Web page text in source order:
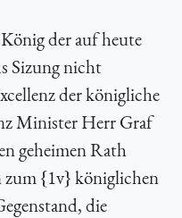
der auf heute
Sizung nicht
der königliche
Minister Herr Graf
geheimen Rath
zum {1v} königlichen
die